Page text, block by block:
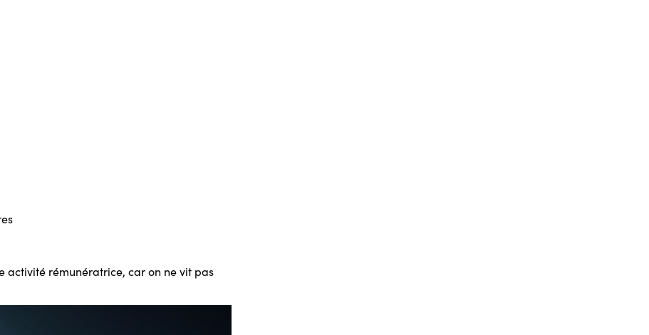
activité rémunératrice, car on ne vit pas